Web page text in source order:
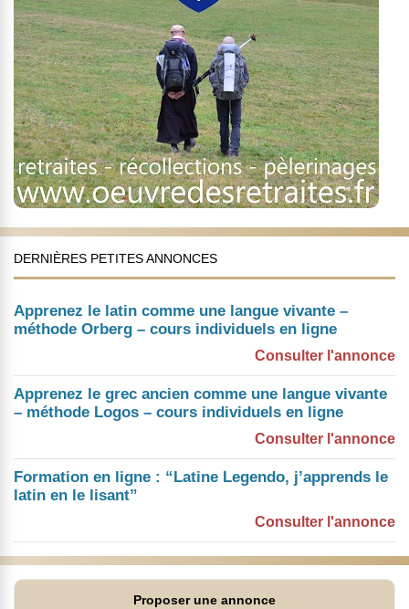
DERNIÈRES PETITES ANNONCES
Apprenez le latin comme une langue vivante –
méthode Orberg – cours individuels en ligne
Consulter l'annonce
Apprenez le grec ancien comme une langue vivante
– méthode Logos – cours individuels en ligne
Consulter l'annonce
Formation en ligne : “Latine Legendo, j’apprends le
latin en le lisant”
Consulter l'annonce
Proposer une annonce